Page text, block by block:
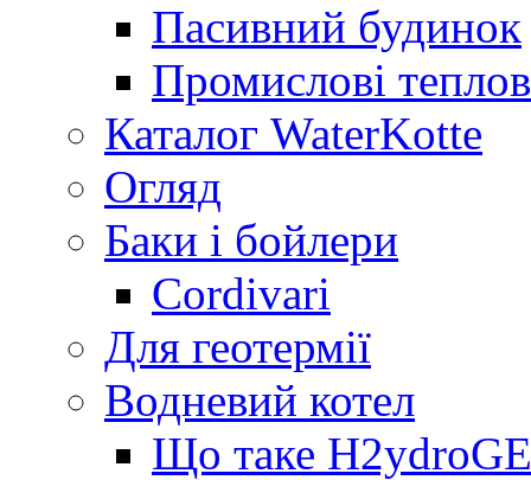
Пасивний будинок
Промислові
Каталог WaterKotte
Огляд
Баки і бойлери
Cordivari
Для геотермії
Водневий котел
Що таке